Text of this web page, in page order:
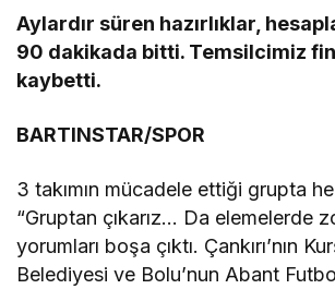
Aylardır süren hazırlıklar,
90 dakikada bitti. Temsilcimiz
kaybetti.
BARTINSTAR/SPOR
3 takımın mücadele ettiği grupta
“Gruptan çıkarız… Da elemelerde
yorumları boşa çıktı. Çankırı’nın
Belediyesi ve Bolu’nun Abant